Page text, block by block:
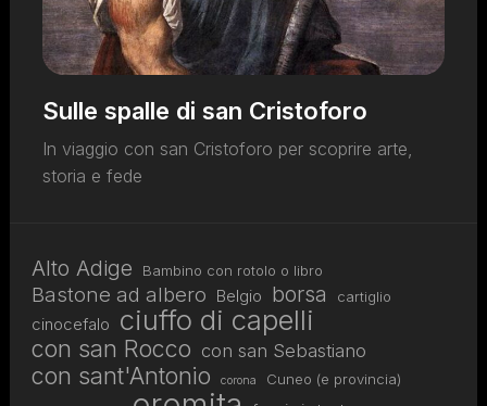
Sulle spalle di san Cristoforo
In viaggio con san Cristoforo per scoprire arte,
storia e fede
Alto Adige Bambino con rotolo o libro
Bastone ad albero Belgio borsa cartiglio
cinocefalo ciuffo di capelli
con san Rocco con san Sebastiano
con sant'Antonio corona
Cuneo (e provincia)